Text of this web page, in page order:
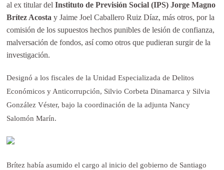
al ex titular del Instituto de Previsión Social (IPS) Jorge Magno
Brítez Acosta y Jaime Joel Caballero Ruiz Díaz, más otros, por la
comisión de los supuestos hechos punibles de lesión de confianza,
malversación de fondos, así como otros que pudieran surgir de la
investigación.
Designó a los fiscales de la Unidad Especializada de Delitos
Económicos y Anticorrupción, Silvio Corbeta Dinamarca y Silvia
González Véster, bajo la coordinación de la adjunta Nancy
Salomón Marín.
Brítez había asumido el cargo al inicio del gobierno de Santiago